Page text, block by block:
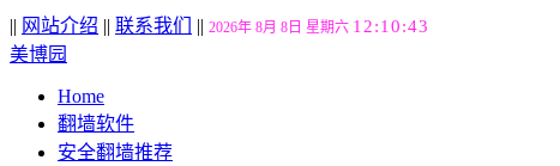
|| 网站介绍 || 联系我们 || 2026年 8月 8日 星期六 12:10:44
美博园
Home
翻墙软件
安全翻墙推荐